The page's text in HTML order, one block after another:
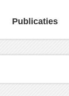
Publicaties